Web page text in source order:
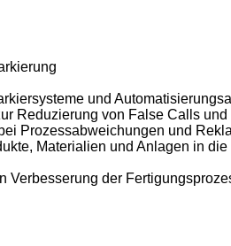
und
Reduzierung von False Calls
Prozessabweichungen und
Materialien und Anlagen in
Verbesserung der